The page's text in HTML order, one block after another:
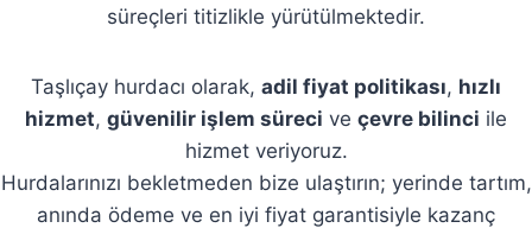
süreçleri titizlikle yürütülmektedir.
Taşlıçay hurdacı olarak, adil fiyat politikası, hızlı
hizmet, güvenilir işlem süreci ve çevre bilinci ile
hizmet veriyoruz.
Hurdalarınızı bekletmeden bize ulaştırın; yerinde tartım,
anında ödeme ve en iyi fiyat garantisiyle kazanç